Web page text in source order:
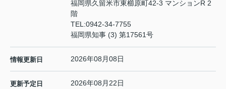
福岡県久留米市東櫛原町42-3 マンションR 2
階
TEL:0942-34-7755
福岡県知事 (3) 第17561号
情報更新日 2026年08月08日
更新予定日 2026年08月22日